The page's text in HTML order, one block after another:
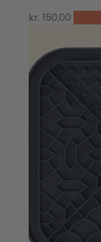
kr. 150,00